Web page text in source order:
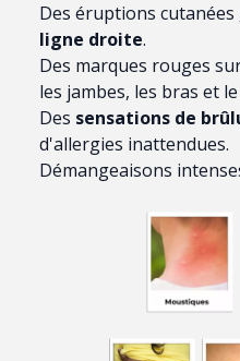
Des éruptions
ligne droite.
Des marques rouges
les jambes, les bras et
Des sensations de
d'allergies inattendues.
Démangeaisons